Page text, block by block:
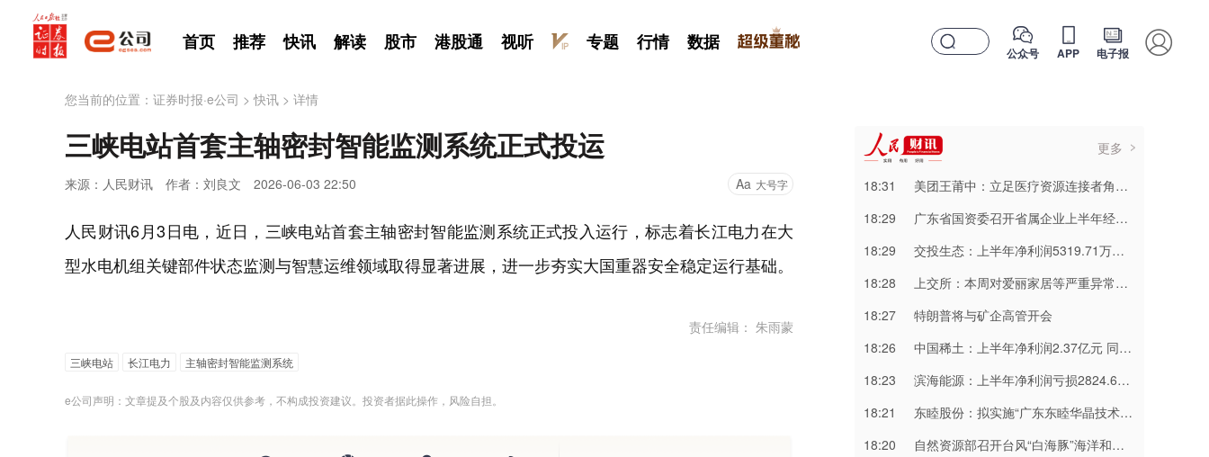
首页 推荐 快讯 解读 股市 港股通 视听 专题 行情 数据 公众号 APP 电子报
您当前的位置： 证券时报·e公司 >快讯 > 详情
三峡电站首套主轴密封智能监测系统正式投运
来源：人民财讯 作者：刘良文 2026-06-03 22:50 Aa 大号字
人民财讯6月3日电，近日，三峡电站首套主轴密封智能监测系统正式投入运行，标志着长江电力在大
型水电机组关键部件状态监测与智慧运维领域取得显著进展，进一步夯实大国重器安全稳定运行基础。
责任编辑： 朱雨蒙
三峡电站 长江电力 主轴密封智能监测系统
e公司声明：文章提及个股及内容仅供参考，不构成投资建议。投资者据此操作，风险自担。
更多
18:31
美团王莆中：立足医疗资源连接者角色，与行业伙伴共建“15分钟医疗卫生服务圈”
18:29
广东省国资委召开省属企业上半年经济形势分析会议
18:29
交投生态：上半年净利润5319.71万元 同比扭亏为盈
18:28
上交所：本周对爱丽家居等严重异常波动股票、财通福鑫LOF等溢价较高的基金进行重点监控
18:27
特朗普将与矿企高管开会
18:26
中国稀土：上半年净利润2.37亿元 同比增长46.53%
18:23
滨海能源：上半年净利润亏损2824.68万元
18:21
东睦股份：拟实施“广东东睦华晶技术基地建设项目”
18:20
自然资源部召开台风“白海豚”海洋和地质灾害防御调度会议